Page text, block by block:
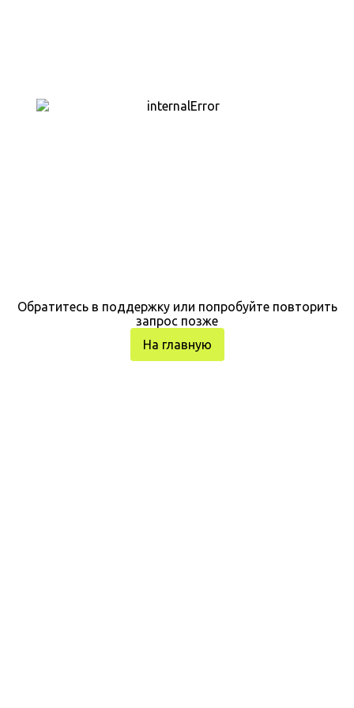
Обратитесь в поддержку или попробуйте повторить
запрос позже
На главную